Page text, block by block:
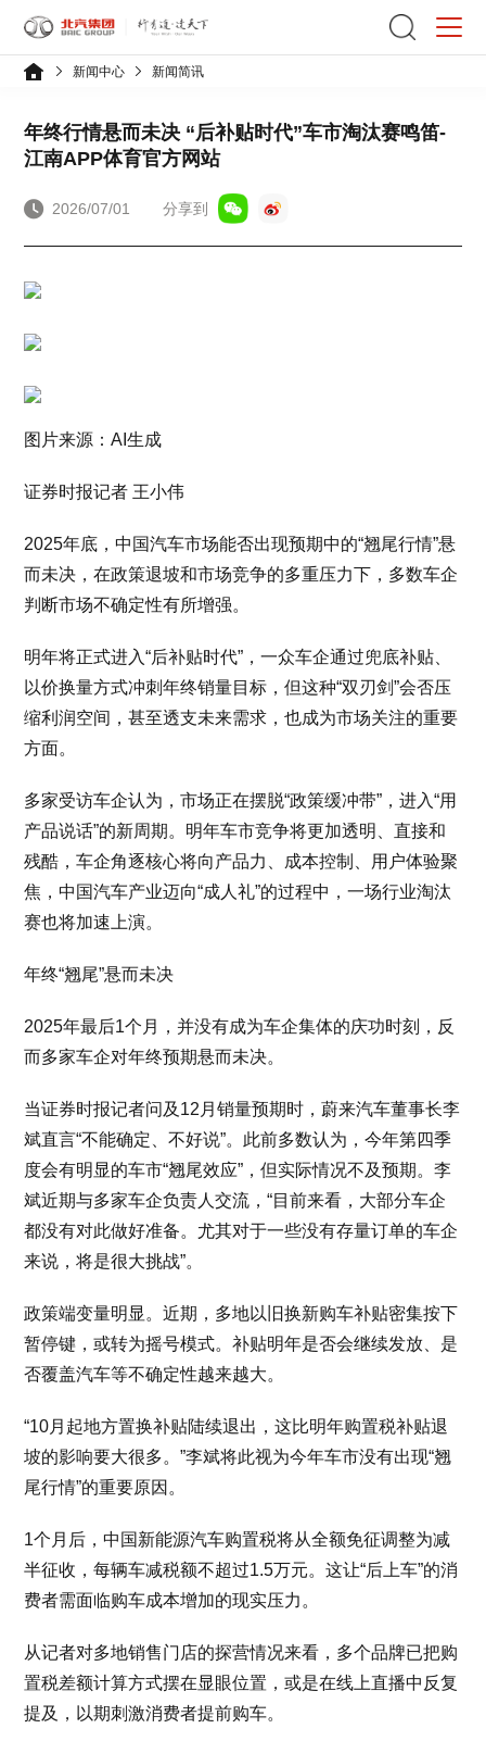
新闻中心 新闻简讯
年终行情悬而未决 “后补贴时代”车市淘汰赛鸣笛-
江南APP体育官方网站
2026/07/01 分享到
图片来源：AI生成
证券时报记者 王小伟
2025年底，中国汽车市场能否出现预期中的“翘尾行情”悬
而未决，在政策退坡和市场竞争的多重压力下，多数车企
判断市场不确定性有所增强。
明年将正式进入“后补贴时代”，一众车企通过兜底补贴、
以价换量方式冲刺年终销量目标，但这种“双刃剑”会否压
缩利润空间，甚至透支未来需求，也成为市场关注的重要
方面。
多家受访车企认为，市场正在摆脱“政策缓冲带”，进入“用
产品说话”的新周期。明年车市竞争将更加透明、直接和
残酷，车企角逐核心将向产品力、成本控制、用户体验聚
焦，中国汽车产业迈向“成人礼”的过程中，一场行业淘汰
赛也将加速上演。
年终“翘尾”悬而未决
2025年最后1个月，并没有成为车企集体的庆功时刻，反
而多家车企对年终预期悬而未决。
当证券时报记者问及12月销量预期时，蔚来汽车董事长李
斌直言“不能确定、不好说”。此前多数认为，今年第四季
度会有明显的车市“翘尾效应”，但实际情况不及预期。李
斌近期与多家车企负责人交流，“目前来看，大部分车企
都没有对此做好准备。尤其对于一些没有存量订单的车企
来说，将是很大挑战”。
政策端变量明显。近期，多地以旧换新购车补贴密集按下
暂停键，或转为摇号模式。补贴明年是否会继续发放、是
否覆盖汽车等不确定性越来越大。
“10月起地方置换补贴陆续退出，这比明年购置税补贴退
坡的影响要大很多。”李斌将此视为今年车市没有出现“翘
尾行情”的重要原因。
1个月后，中国新能源汽车购置税将从全额免征调整为减
半征收，每辆车减税额不超过1.5万元。这让“后上车”的消
费者需面临购车成本增加的现实压力。
从记者对多地销售门店的探营情况来看，多个品牌已把购
置税差额计算方式摆在显眼位置，或是在线上直播中反复
提及，以期刺激消费者提前购车。